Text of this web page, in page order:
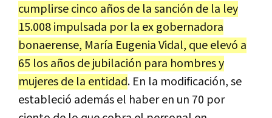
cumplirse cinco años de la sanción de la ley
15.008 impulsada por la ex gobernadora
bonaerense, María Eugenia Vidal, que elevó a
65 los años de jubilación para hombres y
mujeres de la entidad. En la modificación, se
estableció además el haber en un 70 por